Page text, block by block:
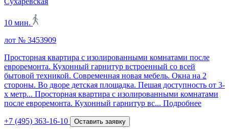
10 мин.
лот № 3453909
Просторная квартира с изолированными комнатами после
евроремонта. Кухонный гарнитур встроенный со всей
бытовой техникой. Современная новая мебель. Окна на 2
стороны. Во дворе детская площадка. Пешая доступность от 3-
х метр... Просторная квартира с изолированными комнатами
после евроремонта. Кухонный гарнитур вс... Подробнее
+7 (495) 363-16-10 Оставить заявку